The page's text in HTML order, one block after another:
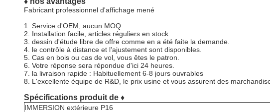
Fabricant professionnel d'affichage mené
1. Service d'OEM, aucun MOQ
2. Installation facile, articles réguliers en stock
3. dessin d'étude libre de offre comme en a été faite la demande.
4. le contrôle à distance et l'ajustement sont disponibles.
5. Cas en bois ou cas de vol, vous êtes le patron.
6. Votre réponse sera répondue d'ici 24 heures.
7. la livraison rapide : Habituellement 6-8 jours ouvrables
8. L'excellente équipe de R&D, le prix usine et vous assurent des
Spécifications produit de ♦
IMMERSION extérieure P16